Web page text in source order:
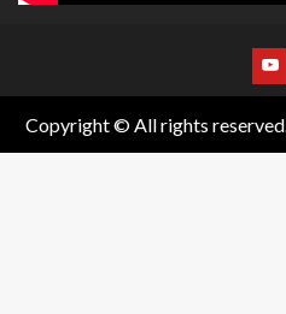
Copyright © All rights reserved.